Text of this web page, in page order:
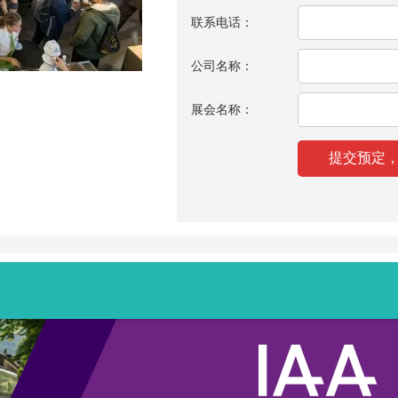
联系电话：
公司名称：
展会名称：